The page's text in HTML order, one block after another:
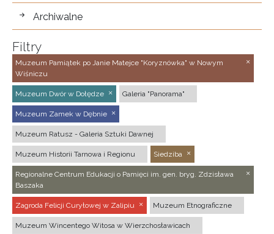
Archiwalne
Filtry
Muzeum Pamiątek po Janie Matejce "Koryznówka" w Nowym
Wiśniczu
Muzeum Dwór w Dołędze Galeria "Panorama"
Muzeum Zamek w Dębnie
Muzeum Ratusz - Galeria Sztuki Dawnej
Muzeum Historii Tarnowa i Regionu Siedziba
Regionalne Centrum Edukacji o Pamięci im. gen. bryg. Zdzisława
Baszaka
Zagroda Felicji Curyłowej w Zalipiu Muzeum Etnograficzne
Muzeum Wincentego Witosa w Wierzchosławicach